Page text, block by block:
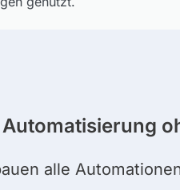
Automatisierung
alle